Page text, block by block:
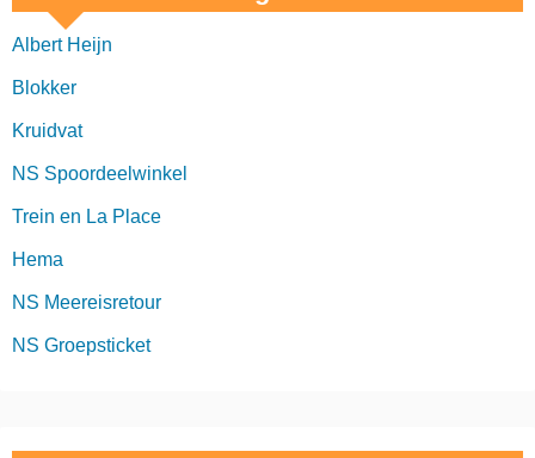
Albert Heijn
Blokker
Kruidvat
NS Spoordeelwinkel
Trein en La Place
Hema
NS Meereisretour
NS Groepsticket